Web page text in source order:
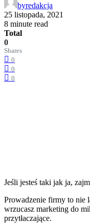
byredakcja
25 listopada, 2021
8 minute read
Total
0
Shares
0
0
0
Jeśli jesteś taki jak ja,
Prowadzenie firmy to nie
wrzucasz marketing do
przytłaczające.